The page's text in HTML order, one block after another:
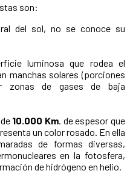
son:
del sol, no se conoce su
luminosa que rodea el
manchas solares (porciones
zonas de gases de baja
10.000 Km. de espesor que
un color rosado. En ella
de formas diversas,
en la fotosfera,
de hidrógeno en helio.